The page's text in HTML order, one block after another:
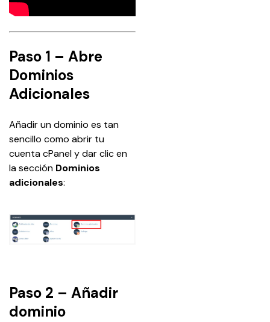
Paso 1 – Abre
Dominios
Adicionales
Añadir un dominio es tan
sencillo como abrir tu
cuenta cPanel y dar clic en
la sección Dominios
adicionales:
Paso 2 – Añadir
dominio